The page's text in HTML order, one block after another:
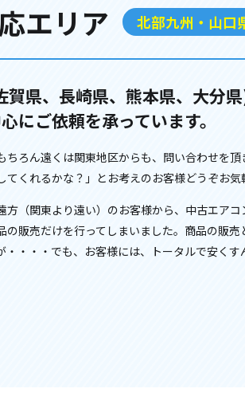
エリア 北部九州・山口
県、長崎県、熊本県、大分県)
にご依頼を承っています。
ちろん遠くは関東地区からも、問い合わせを頂
てくれるかな？」とお考えのお客様どうぞお気
方（関東より遠い）のお客様から、中古エア
の販売だけを行ってしまいました。商品の販
・・・・でも、お客様には、トータルで安く